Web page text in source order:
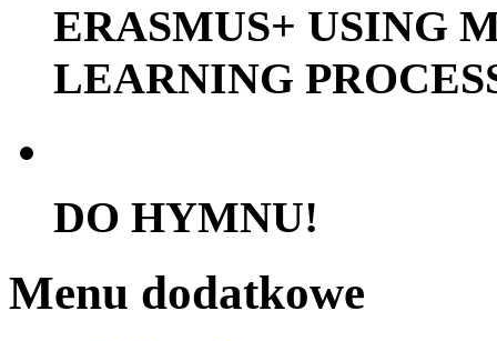
ERASMUS+ USING
LEARNING
DO HYMNU!
Menu dodatkowe